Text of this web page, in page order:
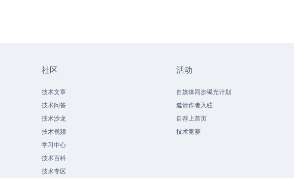
社区
技术文章
技术问答
技术沙龙
技术视频
学习中心
技术百科
技术专区
活动
自媒体同步曝光计划
邀请作者入驻
自荐上首页
技术竞赛